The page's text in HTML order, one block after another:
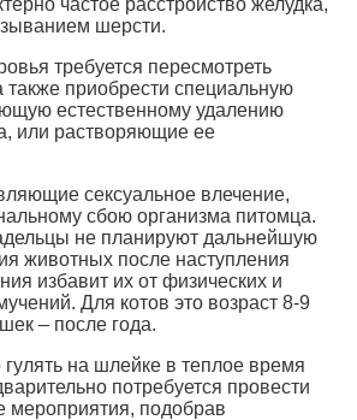
частое расстройство желудка,
шерсти.
требуется пересмотреть
также приобрести специальную
естественному удалению
или растворяющие ее
сексуальное влечение,
сбою организма питомца.
не планируют дальнейшую
животных после наступления
избавит их от физических и
Для котов это возраст 8-9
– после года.
на шлейке в теплое время
потребуется провести
мероприятия, подобрав